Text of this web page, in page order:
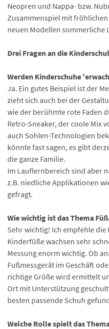
Neopren und Nappa- bzw.
Zusammenspiel mit
neuen Modellen sommerliche
Drei Fragen an die
Werden Kinderschuhe
Ja. Ein gutes Beispiel ist der
zieht sich auch bei der
wie der berühmte rote Faden
Retro-Sneaker, der coole Mix
auch Sohlen-Technologien
könnte fast sagen, es gibt
die ganze Familie.
Im Lauflernbereich sind aber
z.B. niedliche Applikationen
gefragt.
Wie wichtig ist das Thema
Sehr wichtig! Ich empfehle die
Kinderfüße wachsen sehr
Messung enorm wichtig. Ob
Fußmessgerät im Geschäft
richtige Größe wird ermittelt
Ort mit Unterstützung
besten passende Schuh
Welche Rolle spielt das